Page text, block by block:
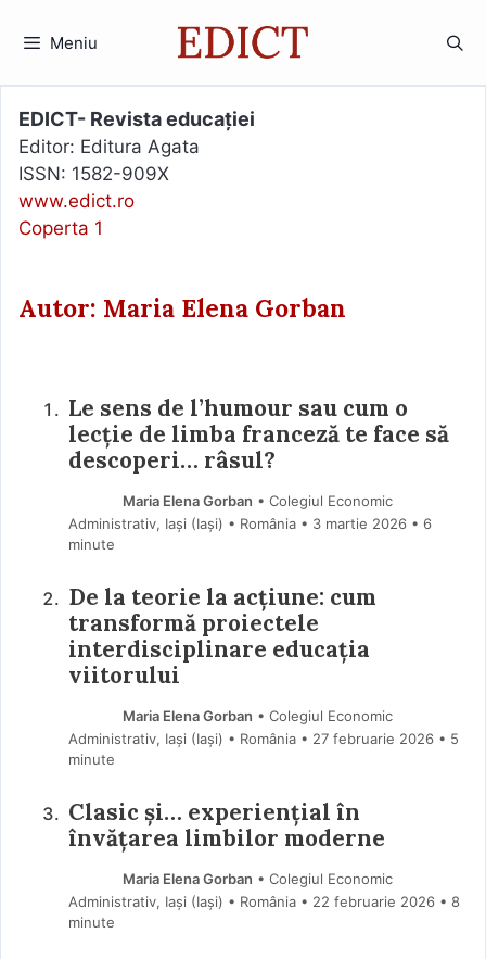
Meniu
EDICT- Revista educației
Editor: Editura Agata
ISSN: 1582-909X
www.edict.ro
Coperta 1
Autor: Maria Elena Gorban
Le sens de l’humour sau cum o
lecție de limba franceză te face să
descoperi… râsul?
Maria Elena Gorban • Colegiul Economic
Administrativ, Iași (Iaşi) • România
3 martie 2026 • 6
minute
De la teorie la acțiune: cum
transformă proiectele
interdisciplinare educația
viitorului
Maria Elena Gorban • Colegiul Economic
Administrativ, Iași (Iaşi) • România
27 februarie 2026 • 5
minute
Clasic și… experiențial în
învățarea limbilor moderne
Maria Elena Gorban • Colegiul Economic
Administrativ, Iași (Iaşi) • România
22 februarie 2026 • 8
minute